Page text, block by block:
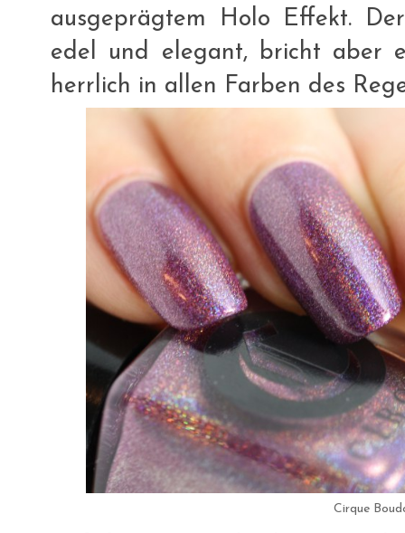
ausgeprägtem Holo Effekt.
edel und elegant, bricht aber
herrlich in allen Farben des
Cirque